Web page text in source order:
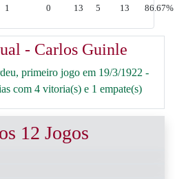
1 0 13 5 13 86.67%
- Carlos Guinle
primeiro jogo em 19/3/1922 -
com 4 vitoria(s) e 1 empate(s)
12 Jogos